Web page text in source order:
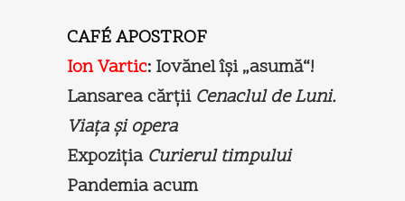
CAFÉ APOSTROF
Ion Vartic: Iovănel îşi „asumă“!
Lansarea cărţii Cenaclul de Luni.
Viaţa şi opera
Expoziţia Curierul timpului
Pandemia acum